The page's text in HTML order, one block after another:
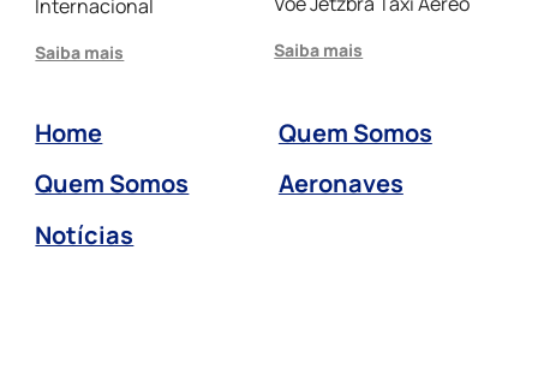
Internacional
Saiba mais Saiba mais
Home
Quem Somos
Quem Somos
Aeronaves
Notícias